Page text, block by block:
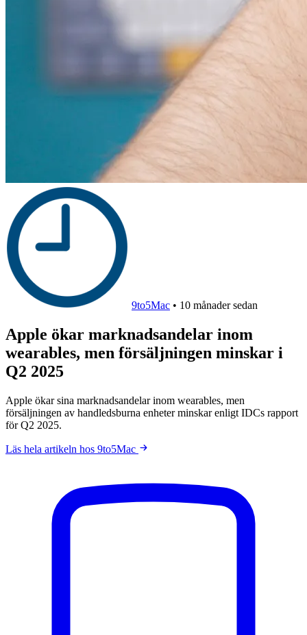
9to5Mac • 10 månader sedan
Apple ökar marknadsandelar inom
wearables, men försäljningen minskar i
Q2 2025
Apple ökar sina marknadsandelar inom wearables, men
försäljningen av handledsburna enheter minskar enligt IDCs rapport
för Q2 2025.
Läs hela artikeln hos 9to5Mac